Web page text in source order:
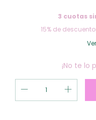
3 cuotas
15% de descuento
¡No te lo